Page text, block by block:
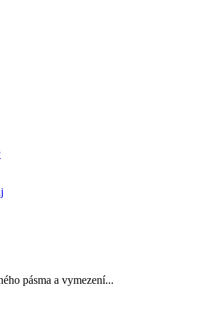
pásma a vymezení...